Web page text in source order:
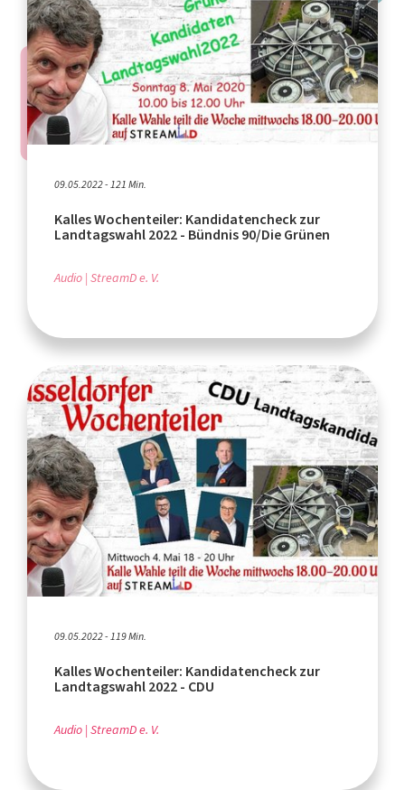
09.05.2022 - 121 Min.
Kalles Wochenteiler: Kandidatencheck zur
Landtagswahl 2022 - Bündnis 90/Die Grünen
Audio StreamD e. V.
09.05.2022 - 119 Min.
Kalles Wochenteiler: Kandidatencheck zur
Landtagswahl 2022 - CDU
Audio StreamD e. V.